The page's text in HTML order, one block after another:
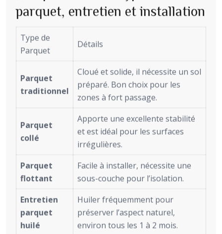
parquet, entretien et installation
Type de
Parquet
Détails
Parquet
traditionnel
Cloué et solide, il nécessite un sol
préparé. Bon choix pour les
zones à fort passage.
Parquet
collé
Apporte une excellente stabilité
et est idéal pour les surfaces
irrégulières.
Parquet
flottant
Facile à installer, nécessite une
sous-couche pour l’isolation.
Entretien
parquet
huilé
Huiler fréquemment pour
préserver l’aspect naturel,
environ tous les 1 à 2 mois.